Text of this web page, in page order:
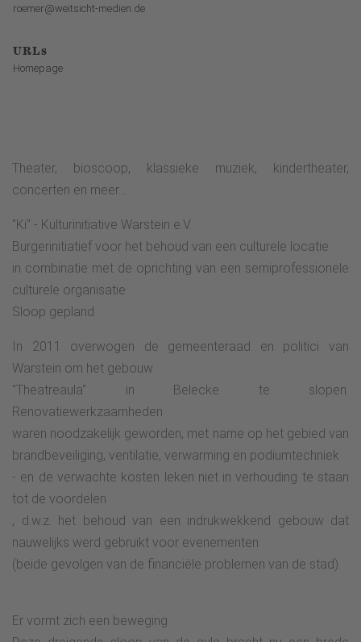
roemer@weitsicht-medien.de
URLs
Homepage
Theater, bioscoop, klassieke muziek, kindertheater,
concerten en meer...
"Ki" - Kulturinitiative Warstein e.V.
Burgerinitiatief voor het behoud van een culturele locatie
in combinatie met de oprichting van een semiprofessionele
culturele organisatie
Sloop gepland
In 2011 overwogen de gemeenteraad en politici van
Warstein om het gebouw
"Theatreaula" in Belecke te slopen.
Renovatiewerkzaamheden
waren noodzakelijk geworden, met name op het gebied van
brandbeveiliging, ventilatie, verwarming en podiumtechniek
- en de verwachte kosten leken niet in verhouding te staan
tot de voordelen
, d.w.z. het behoud van een indrukwekkend gebouw dat
nauwelijks werd gebruikt voor evenementen
(beide gevolgen van de financiële problemen van de stad).
Er vormt zich een beweging